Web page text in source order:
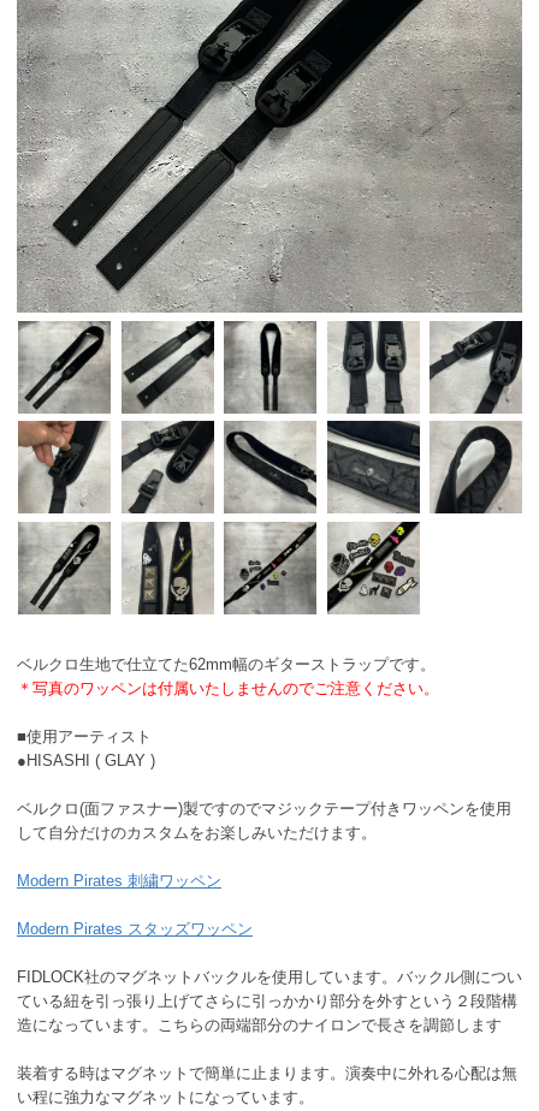
ベルクロ生地で仕立てた62mm幅のギターストラップです。
＊写真のワッペンは付属いたしませんのでご注意ください。
■使用アーティスト
●HISASHI ( GLAY )
ベルクロ(面ファスナー)製ですのでマジックテープ付きワッペンを使用
して自分だけのカスタムをお楽しみいただけます。
Modern Pirates 刺繍ワッペン
Modern Pirates スタッズワッペン
FIDLOCK社のマグネットバックルを使用しています。バックル側につい
ている紐を引っ張り上げてさらに引っかかり部分を外すという２段階構
造になっています。こちらの両端部分のナイロンで長さを調節します
装着する時はマグネットで簡単に止まります。演奏中に外れる心配は無
い程に強力なマグネットになっています。